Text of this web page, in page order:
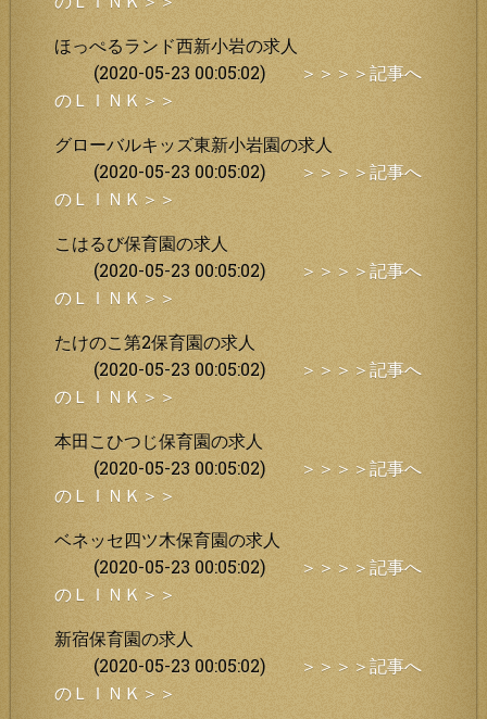
ほっぺるランド西新小岩の求人
(2020-05-23 00:05:02)
＞＞＞＞記事へ
のＬＩＮＫ＞＞
グローバルキッズ東新小岩園の求人
(2020-05-23 00:05:02)
＞＞＞＞記事へ
のＬＩＮＫ＞＞
こはるび保育園の求人
(2020-05-23 00:05:02)
＞＞＞＞記事へ
のＬＩＮＫ＞＞
たけのこ第2保育園の求人
(2020-05-23 00:05:02)
＞＞＞＞記事へ
のＬＩＮＫ＞＞
本田こひつじ保育園の求人
(2020-05-23 00:05:02)
＞＞＞＞記事へ
のＬＩＮＫ＞＞
ベネッセ四ツ木保育園の求人
(2020-05-23 00:05:02)
＞＞＞＞記事へ
のＬＩＮＫ＞＞
新宿保育園の求人
(2020-05-23 00:05:02)
＞＞＞＞記事へ
のＬＩＮＫ＞＞